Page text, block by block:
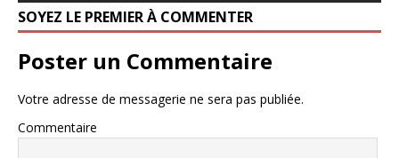
SOYEZ LE PREMIER À COMMENTER
Poster un Commentaire
Votre adresse de messagerie ne sera pas publiée.
Commentaire